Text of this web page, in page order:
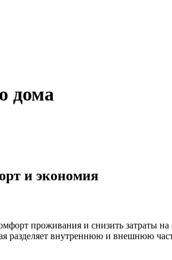
дома
и экономия
проживания и снизить затраты
разделяет внутреннюю и внешнюю